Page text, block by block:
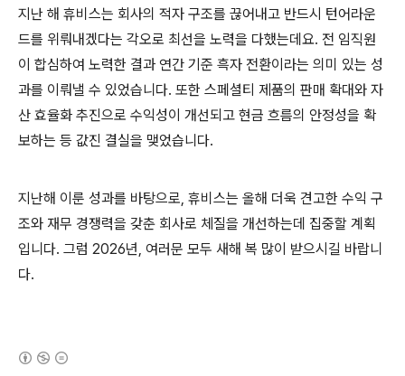
지난 해 휴비스는 회사의 적자 구조를 끊어내고 반드시 턴어라운
드를 위뤄내겠다는 각오로 최선을 노력을 다했는데요. 전 임직원
이 합심하여 노력한 결과 연간 기준 흑자 전환이라는 의미 있는 성
과를 이뤄낼 수 있었습니다. 또한 스페셜티 제품의 판매 확대와 자
산 효율화 추진으로 수익성이 개선되고 현금 흐름의 안정성을 확
보하는 등 값진 결실을 맺었습니다.
지난해 이룬 성과를 바탕으로, 휴비스는 올해 더욱 견고한 수익 구
조와 재무 경쟁력을 갖춘 회사로 체질을 개선하는데 집중할 계획
입니다. 그럼 2026년, 여러문 모두 새해 복 많이 받으시길 바랍니
다.